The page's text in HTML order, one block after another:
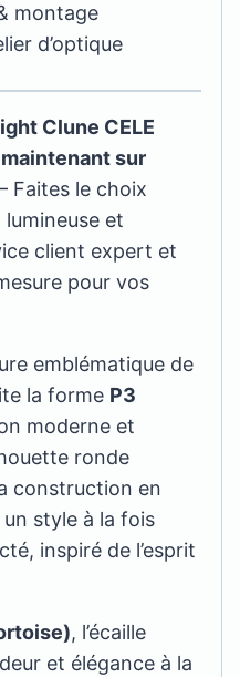
montage
d’optique
Clune CELE
sur
Faites le choix
lumineuse et
client expert et
pour vos
emblématique de
la forme P3
moderne et
ronde
construction en
style à la fois
inspiré de l’esprit
, l’écaille
et élégance à la